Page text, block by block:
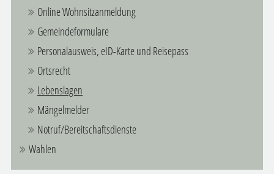
Online Wohnsitzanmeldung
Gemeindeformulare
Personalausweis, eID-Karte und Reisepass
Ortsrecht
Lebenslagen
Mängelmelder
Notruf/Bereitschaftsdienste
Wahlen